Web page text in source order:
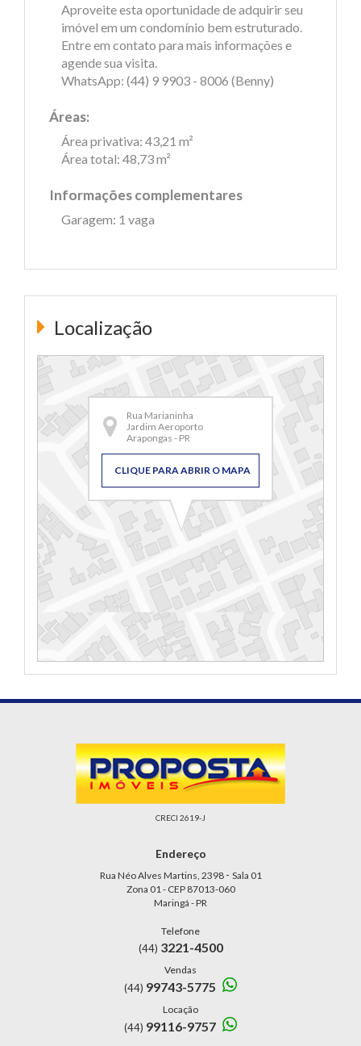
Aproveite esta oportunidade de adquirir seu
imóvel em um condomínio bem estruturado.
Entre em contato para mais informações e
agende sua visita.
WhatsApp: (44) 9 9903 - 8006 (Benny)
Áreas:
Área privativa: 43,21 m²
Área total: 48,73 m²
Informações complementares
Garagem: 1 vaga
Localização
Rua Marianinha
Jardim Aeroporto
Arapongas - PR
CLIQUE PARA ABRIR O MAPA
CRECI 2619-J
Endereço
Rua Néo Alves Martins, 2398 - Sala 01
Zona 01 - CEP 87013-060
Maringá - PR
Telefone
(44) 3221-4500
Vendas
(44) 99743-5775
Locação
(44) 99116-9757